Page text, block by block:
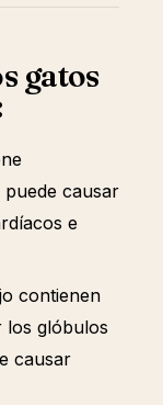
gatos
causar
e
contienen
los glóbulos
causar